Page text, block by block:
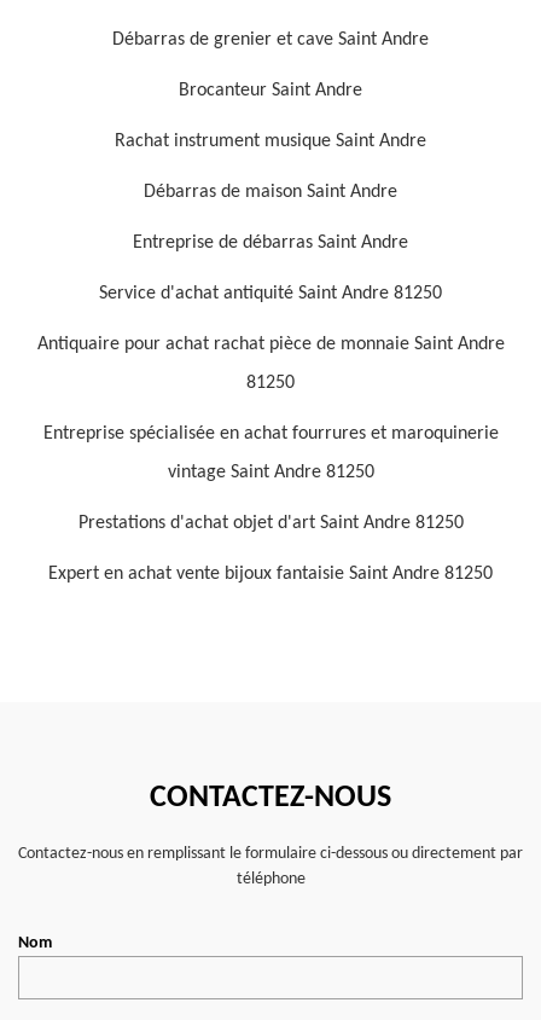
Débarras de grenier et cave Saint Andre
Brocanteur Saint Andre
Rachat instrument musique Saint Andre
Débarras de maison Saint Andre
Entreprise de débarras Saint Andre
Service d'achat antiquité Saint Andre 81250
Antiquaire pour achat rachat pièce de monnaie Saint Andre
81250
Entreprise spécialisée en achat fourrures et maroquinerie
vintage Saint Andre 81250
Prestations d'achat objet d'art Saint Andre 81250
Expert en achat vente bijoux fantaisie Saint Andre 81250
CONTACTEZ-NOUS
Contactez-nous en remplissant le formulaire ci-dessous ou directement par
téléphone
Nom